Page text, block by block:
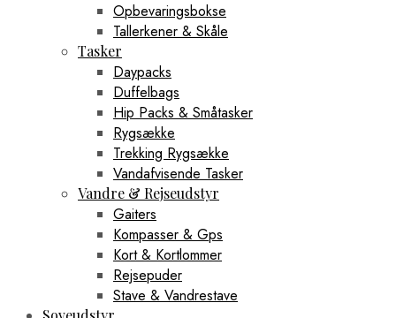
Opbevaringsbokse
Tallerkener & Skåle
Tasker
Daypacks
Duffelbags
Hip Packs & Småtasker
Rygsække
Trekking Rygsække
Vandafvisende Tasker
Vandre & Rejseudstyr
Gaiters
Kompasser & Gps
Kort & Kortlommer
Rejsepuder
Stave & Vandrestave